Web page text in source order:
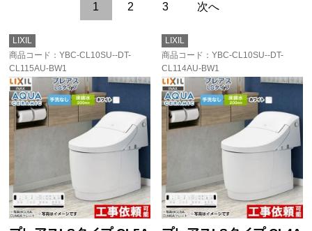
1 2 3 次へ
LIXIL
商品コード ：YBC-CL10SU--DT-
CL115AU-BW1
LIXIL
商品コード ：YBC-CL10SU--DT-
CL114AU-BW1